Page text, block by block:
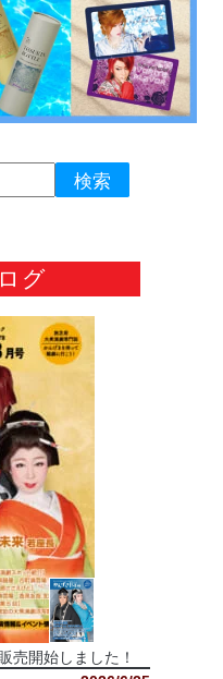
グ
売開始しました！